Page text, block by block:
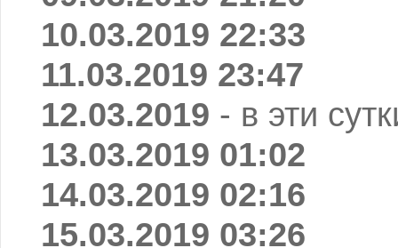
10.03.2019 22:33
11.03.2019 23:47
12.03.2019 - в эти
13.03.2019 01:02
14.03.2019 02:16
15.03.2019 03:26